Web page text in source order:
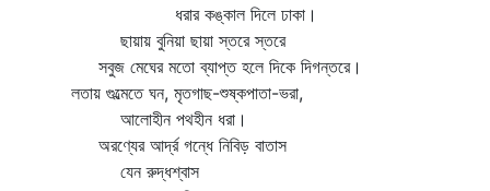
ধরার কঙ্কাল দিলে ঢাকা।
ছায়ায় বুনিয়া ছায়া স্তরে স্তরে
সবুজ মেঘের মতো ব্যাপ্ত হলে দিকে দিগন্তরে।
লতায় গুল্মেতে ঘন, মৃতগাছ-শুষ্কপাতা-ভরা,
আলোহীন পথহীন ধরা।
অরণ্যের আর্দ্র গন্ধে নিবিড় বাতাস
যেন রুদ্ধশ্বাস